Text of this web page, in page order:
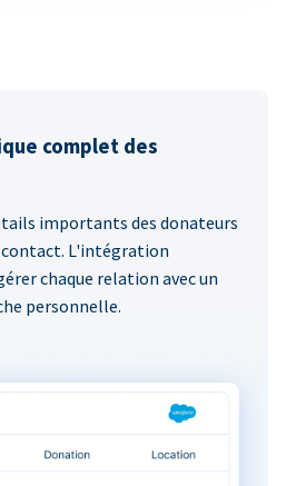
complet des
importants des donateurs
L'intégration
chaque relation avec un
personnelle.